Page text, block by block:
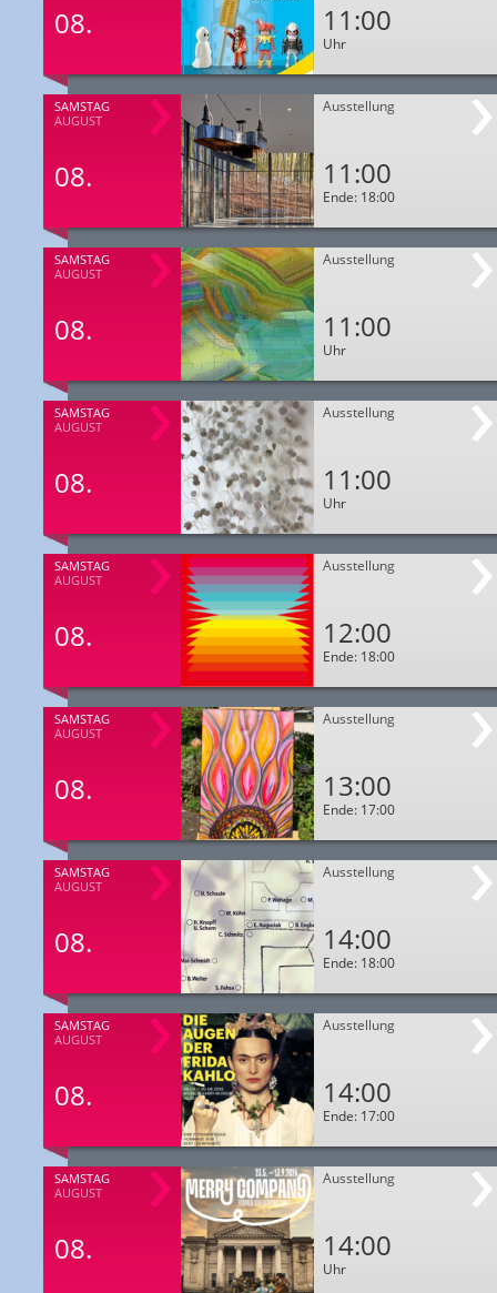
08. 11:00
Uhr
SAMSTAG
AUGUST
08.
Ausstellung
11:00
Ende: 18:00
SAMSTAG
AUGUST
08.
Ausstellung
11:00
Uhr
SAMSTAG
AUGUST
08.
Ausstellung
11:00
Uhr
SAMSTAG
AUGUST
08.
Ausstellung
12:00
Ende: 18:00
SAMSTAG
AUGUST
08.
Ausstellung
13:00
Ende: 17:00
SAMSTAG
AUGUST
08.
Ausstellung
14:00
Ende: 18:00
SAMSTAG
AUGUST
08.
Ausstellung
14:00
Ende: 17:00
SAMSTAG
AUGUST
08.
Ausstellung
14:00
Uhr